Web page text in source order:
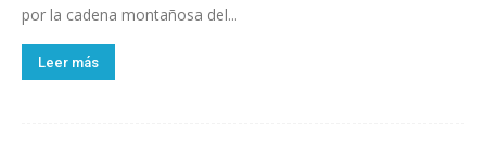
por la cadena montañosa del...
Leer más